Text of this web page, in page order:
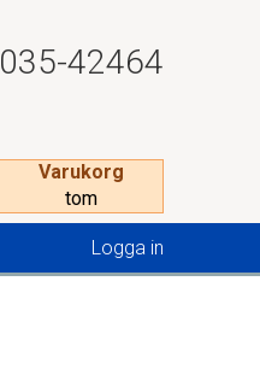
035-42464
Varukorg
tom
Logga in